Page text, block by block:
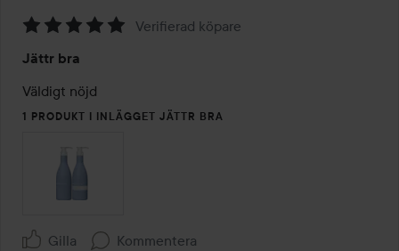
5
av
5
Verifierad köpare
Jättr bra
Väldigt nöjd
1 PRODUKT I INLÄGGET JÄTTR BRA
Gilla Kommentera